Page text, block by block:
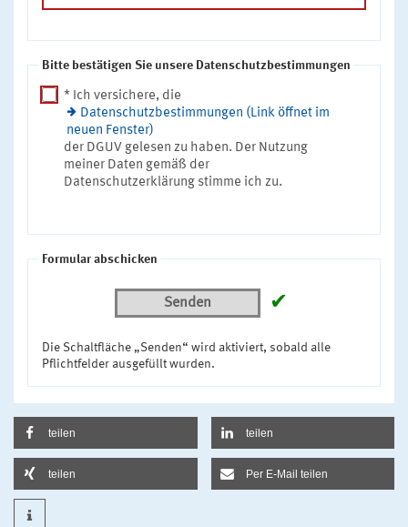
Bitte bestätigen Sie unsere Datenschutzbestimmungen
* Ich versichere, die
Datenschutzbestimmungen (Link öffnet im
neuen Fenster)
der DGUV gelesen zu haben. Der Nutzung
meiner Daten gemäß der
Datenschutzerklärung stimme ich zu.
Formular abschicken
Senden ✔
Die Schaltfläche „Senden“ wird aktiviert, sobald alle
Pflichtfelder ausgefüllt wurden.
teilen teilen
teilen Per E-Mail teilen